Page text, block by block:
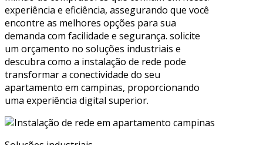
experiência e eficiência, assegurando que você
encontre as melhores opções para sua
demanda com facilidade e segurança. solicite
um orçamento no soluções industriais e
descubra como a instalação de rede pode
transformar a conectividade do seu
apartamento em campinas, proporcionando
uma experiência digital superior.